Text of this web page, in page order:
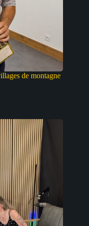
de montagne